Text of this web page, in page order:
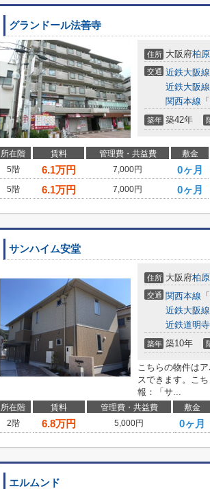
グランドール法善寺
住所 大阪府柏
交通 近鉄大阪線
近鉄大阪線
関西本線 「
築年 築42年
所在階 賃料 管理費・共益費 敷金
5階
6.1万円 7,000円 0ヶ月
5階
6.1万円 7,000円 0ヶ月
サンハイム安堂
住所 大阪府柏
交通 関西本線 「
近鉄大阪線
近鉄道明
築年 築10年
こちらの物件は
スできます。こ
報：「サ...
所在階 賃料 管理費・共益費 敷金
2階
6.8万円 5,000円 0ヶ月
エルムンド